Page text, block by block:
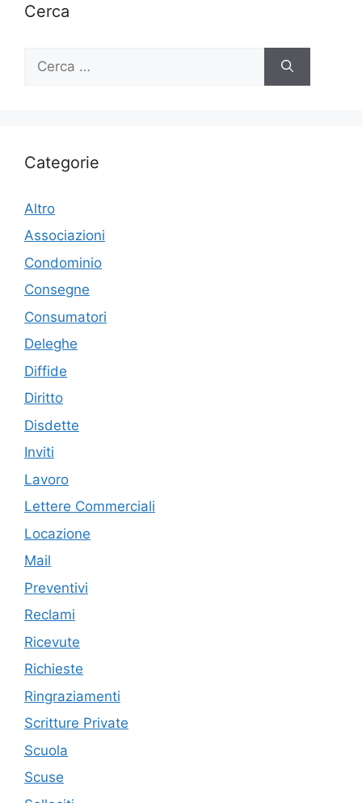
Cerca
per:
Categorie
Altro
Associazioni
Condominio
Consegne
Consumatori
Deleghe
Diffide
Diritto
Disdette
Inviti
Lavoro
Lettere Commerciali
Locazione
Mail
Preventivi
Reclami
Ricevute
Richieste
Ringraziamenti
Scritture Private
Scuola
Scuse